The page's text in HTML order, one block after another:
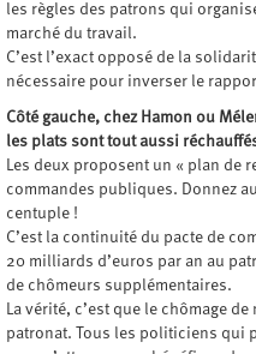
les règles des patrons qui
marché du travail.
C’est l’exact opposé de la
nécessaire pour inverser le
Côté gauche, chez Hamon ou
les plats sont tout aussi
Les deux proposent un « plan de
commandes publiques. Donnez
centuple !
C’est la continuité du pacte de
20 milliards d’euros par an au
de chômeurs supplémentaires.
La vérité, c’est que le chômage
patronat. Tous les politiciens qui